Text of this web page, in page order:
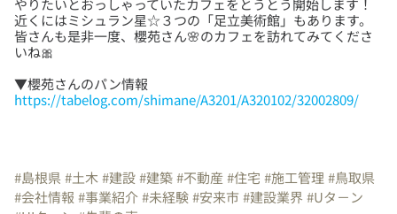
やりたいとおっしゃっていたカフェをとうとう開始します！
近くにはミシュラン星☆３つの「足立美術館」もあります。
皆さんも是非一度、櫻苑さん🌸のカフェを訪れてみてくださ
https://tabelog.com/shimane/A3201/A320102/32002809/
#島根県#土木#建設#建築#不動産#住宅 #施工管理 #鳥取県
#会社情報 #事業紹介#未経験#安来市 #建設業界 #Uタ－ン